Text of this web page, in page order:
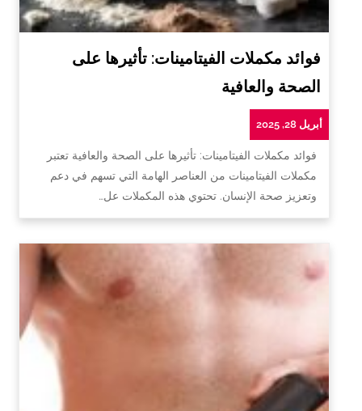
فوائد مكملات الفيتامينات: تأثيرها على
الصحة والعافية
أبريل 28, 2025
فوائد مكملات الفيتامينات: تأثيرها على الصحة والعافية تعتبر
مكملات الفيتامينات من العناصر الهامة التي تسهم في دعم
وتعزيز صحة الإنسان. تحتوي هذه المكملات عل…